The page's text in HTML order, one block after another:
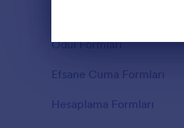
Diyalog sonuÖdül Formları
Efsane Cuma Formları
Hesaplama Formları